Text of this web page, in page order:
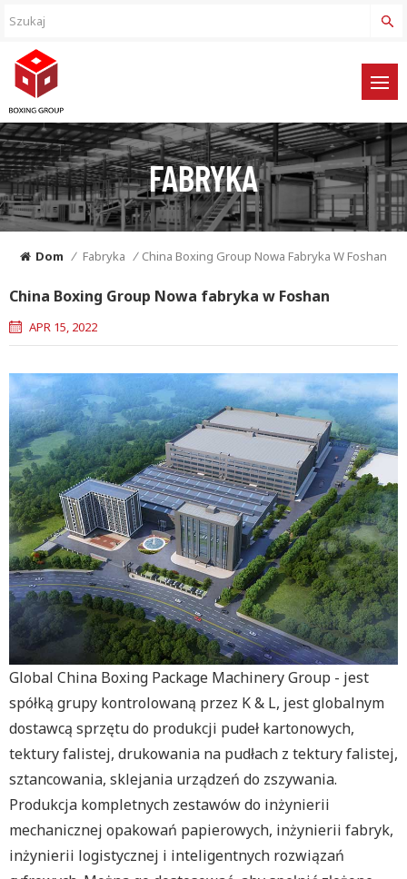
FABRYKA
Dom / Fabryka / China Boxing Group Nowa Fabryka W Foshan
China Boxing Group Nowa fabryka w Foshan
APR 15, 2022
Global China Boxing Package Machinery Group - jest
spółką grupy kontrolowaną przez K & L, jest globalnym
dostawcą sprzętu do produkcji pudeł kartonowych,
tektury falistej, drukowania na pudłach z tektury falistej,
sztancowania, sklejania urządzeń do zszywania.
Produkcja kompletnych zestawów do inżynierii
mechanicznej opakowań papierowych, inżynierii fabryk,
inżynierii logistycznej i inteligentnych rozwiązań